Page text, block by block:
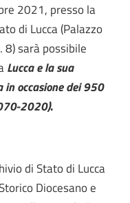
2021, presso la
di Lucca (Palazzo
8) sarà possibile
Lucca e la sua
occasione dei 950
2020).
di Stato di Lucca
Diocesano e